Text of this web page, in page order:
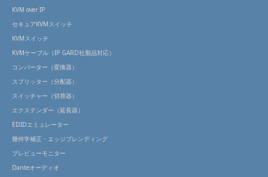
KVM over IP
セキュアKVMスイッチ
KVMスイッチ
KVMケーブル（IP GARD社製品対応）
コンバーター（変換器）
スプリッター（分配器）
スイッチャー（切替器）
エクステンダー（延長器）
EDIDエミュレーター
幾何学補正・エッジブレンディング
プレビューモニター
Danteオーディオ